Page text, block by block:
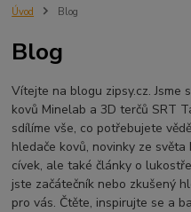
Sraz detektorářů
ÚSTÍ NAD LABEM
Jídlo na cesty
Mníšek u Liberece
Soutěž o detektor
Severní Čechy
technologie Multi IQ
Úvod Blog
Blog
Vítejte na blogu zipsy.cz. Jsme
kovů Minelab a 3D terčů SRT
sdílíme vše, co potřebujete
hledače kovů, novinky ze
cívek, ale také články o
jste začátečník nebo zkušený
pro vás. Čtěte, inspirujte se a